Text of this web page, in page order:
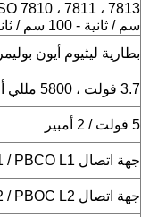
سم / ثانية - 100 سم / ثانية.
بطارية ليثيوم أيون بوليمر
3.7 فولت ، 5800 مللي أمبير
5 فولت / 2 أمبير
جهة اتصال EMV L1 / PBCO L1
جهة اتصال EMV L2 / PBOC L2